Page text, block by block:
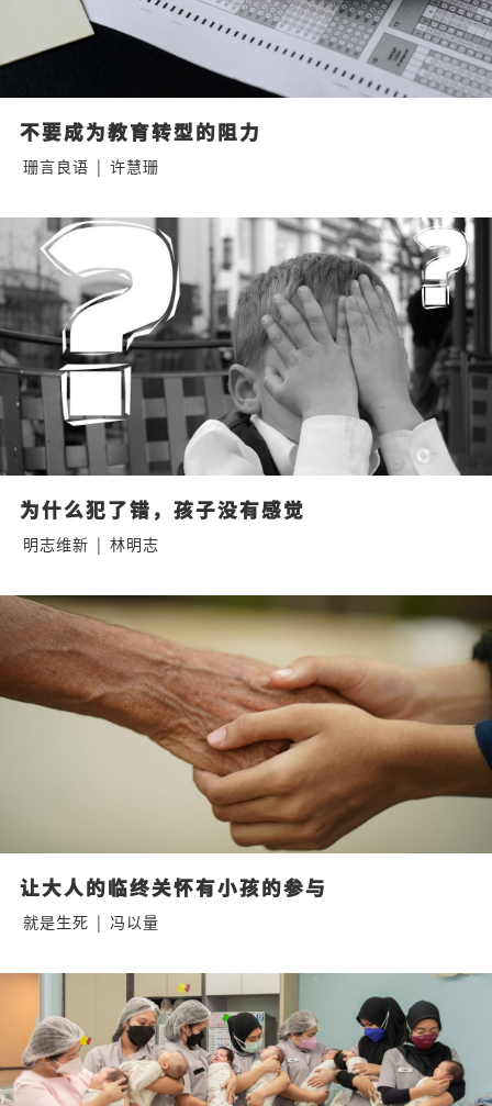
不要成为教育转型的阻力
珊言良语 | 许慧珊
为什么犯了错，孩子没有感觉
明志维新 | 林明志
让大人的临终关怀有小孩的参与
就是生死 | 冯以量